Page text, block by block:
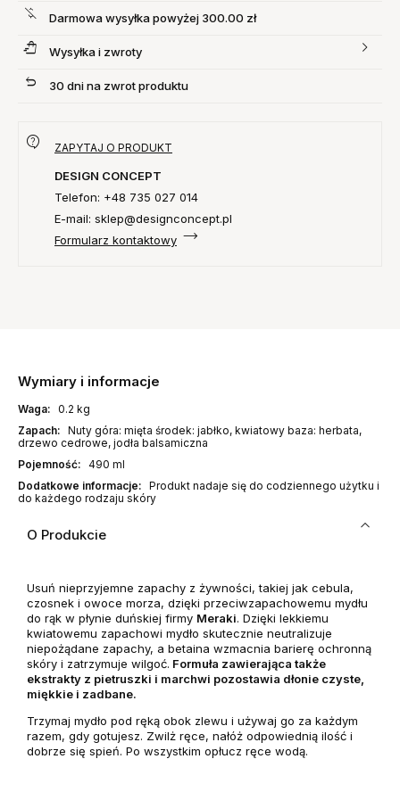
Darmowa wysyłka powyżej 300.00 zł
Wysyłka i zwroty
30 dni na zwrot produktu
ZAPYTAJ O PRODUKT
DESIGN CONCEPT
Telefon: +48 735 027 014
E-mail: sklep@designconcept.pl
Formularz kontaktowy
Wymiary i informacje
Waga: 0.2 kg
Zapach: Nuty góra: mięta środek: jabłko, kwiatowy baza: herbata,
drzewo cedrowe, jodła balsamiczna
Pojemność: 490 ml
Dodatkowe informacje: Produkt nadaje się do codziennego użytku i
do każdego rodzaju skóry
O Produkcie
Usuń nieprzyjemne zapachy z żywności, takiej jak cebula,
czosnek i owoce morza, dzięki przeciwzapachowemu mydłu
do rąk w płynie duńskiej firmy Meraki. Dzięki lekkiemu
kwiatowemu zapachowi mydło skutecznie neutralizuje
niepożądane zapachy, a betaina wzmacnia barierę ochronną
skóry i zatrzymuje wilgoć. Formuła zawierająca także
ekstrakty z pietruszki i marchwi pozostawia dłonie czyste,
miękkie i zadbane.
Trzymaj mydło pod ręką obok zlewu i używaj go za każdym
razem, gdy gotujesz. Zwilż ręce, nałóż odpowiednią ilość i
dobrze się spień. Po wszystkim opłucz ręce wodą.